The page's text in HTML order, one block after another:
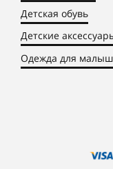
Детская обувь
Детские
Одежда для